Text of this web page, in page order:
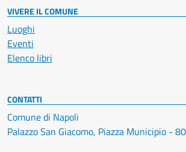
VIVERE IL COMUNE
Luoghi
Eventi
Elenco libri
CONTATTI
Comune di Napoli
Palazzo San Giacomo, Piazza Municipio -